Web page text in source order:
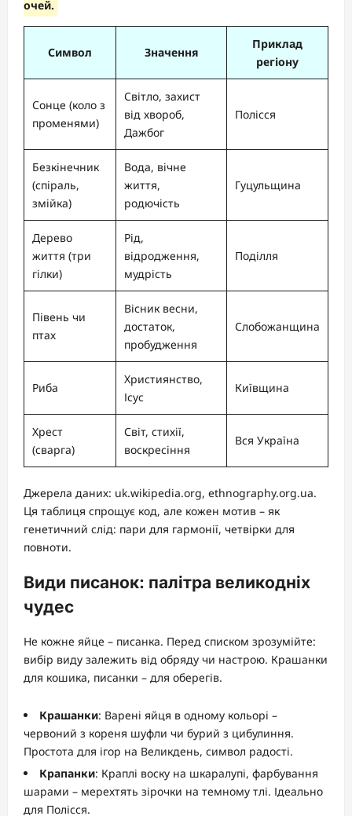
очей.
Символ Значення
Приклад
регіону
Сонце (коло з
променями)
Світло, захист
від хвороб,
Дажбог
Полісся
Безкінечник
(спіраль,
змійка)
Вода, вічне
життя,
родючість
Гуцульщина
Дерево
життя (три
гілки)
Рід,
відродження,
мудрість
Поділля
Півень чи
птах
Вісник весни,
достаток,
пробудження
Слобожанщина
Риба
Християнство,
Ісус
Київщина
Хрест
(сварга)
Світ, стихії,
воскресіння
Вся Україна
Джерела даних: uk.wikipedia.org, ethnography.org.ua.
Ця таблиця спрощує код, але кожен мотив – як
генетичний слід: пари для гармонії, четвірки для
повноти.
Види писанок: палітра великодніх
чудес
Не кожне яйце – писанка. Перед списком зрозумійте:
вибір виду залежить від обряду чи настрою. Крашанки
для кошика, писанки – для оберегів.
Крашанки: Варені яйця в одному кольорі –
червоний з кореня шуфли чи бурий з цибулиння.
Простота для ігор на Великдень, символ радості.
Крапанки: Краплі воску на шкаралупі, фарбування
шарами – мерехтять зірочки на темному тлі. Ідеально
для Полісся.